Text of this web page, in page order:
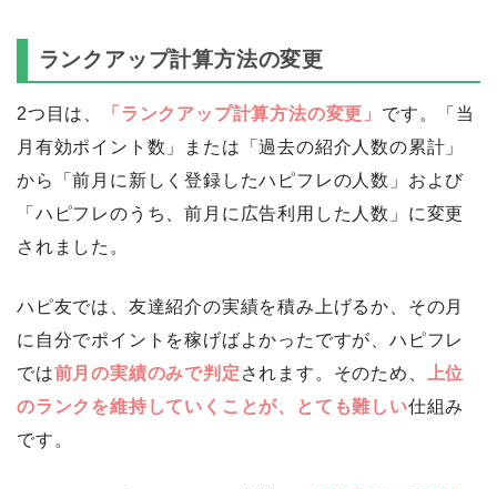
ランクアップ計算方法の変更
2つ目は、 「ランクアップ計算方法の変更」 です。「当
月有効ポイント数」または「過去の紹介人数の累計」
から「前月に新しく登録したハピフレの人数」および
「ハピフレのうち、前月に広告利用した人数」に変更
されました。
ハピ友では、友達紹介の実績を積み上げるか、その月
に自分でポイントを稼げばよかったですが、ハピフレ
では前月の実績のみで判定 されます。そのため、
上位
のランクを維持していくことが、とても難しい仕組み
です。